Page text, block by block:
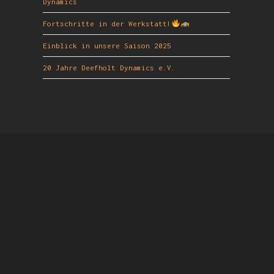
Fortschritte in der Werkstatt!
Einblick in unsere Saison 2025
20 Jahre Deefholt Dynamics e.V.